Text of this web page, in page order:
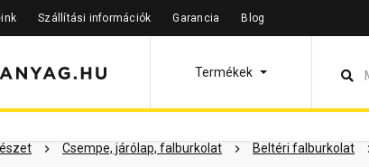
Szállítási információk Garancia Blog
Termékek
Csempe, járólap, falburkolat Beltéri falburkolat
lehet rá Részletes leírás Termékinformáció